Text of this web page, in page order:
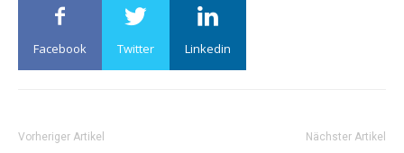
Facebook Twitter Linkedin
Vorheriger Artikel Nächster Artikel